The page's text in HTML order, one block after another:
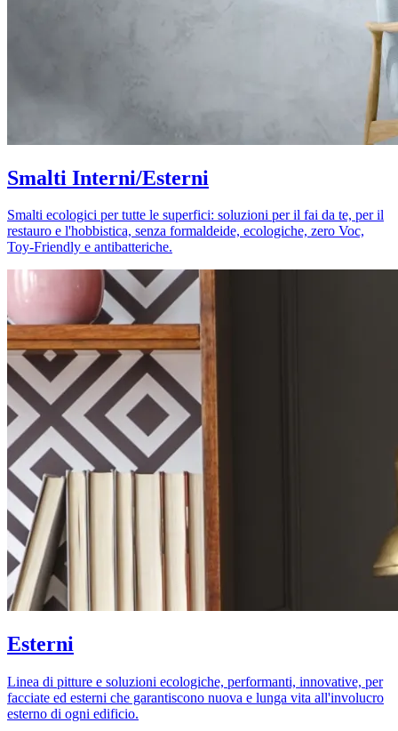
Smalti Interni/Esterni
Smalti ecologici per tutte le superfici: soluzioni per il fai da te, per il
restauro e l'hobbistica, senza formaldeide, ecologiche, zero Voc,
Toy-Friendly e antibatteriche.
Esterni
Linea di pitture e soluzioni ecologiche, performanti, innovative, per
facciate ed esterni che garantiscono nuova e lunga vita all'involucro
esterno di ogni edificio.